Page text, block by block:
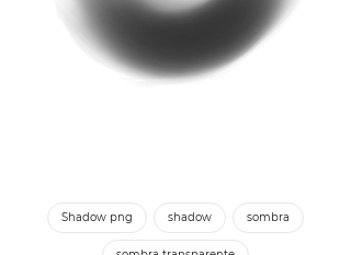
Shadow png shadow sombra